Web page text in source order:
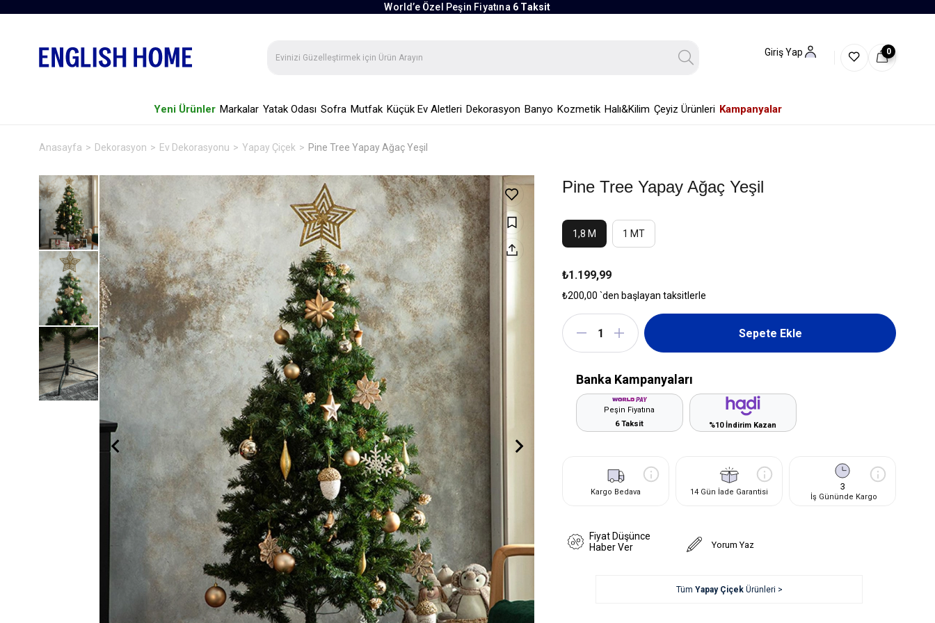
World’e Özel Peşin Fiyatına 6 Taksit
Giriş Yap 0
Yeni Ürünler Markalar Yatak Odası Sofra Mutfak Küçük Ev Aletleri Dekorasyon Banyo Kozmetik Halı&Kilim Çeyiz Ürünleri Kampanyalar
Anasayfa Dekorasyon Ev Dekorasyonu Yapay Çiçek Pine Tree Yapay Ağaç Yeşil
Pine Tree Yapay Ağaç Yeşil
1,8 M 1 MT
₺1.199,99
₺200,00 `den başlayan taksitlerle
Banka Kampanyaları
Peşin Fiyatına
6 Taksit
%10 İndirim Kazan
Kargo Bedava 14 Gün İade Garantisi 3
İş Gününde Kargo
Fiyat Düşünce
Haber Ver
Yorum Yaz
Tüm Yapay ÇiçekÜrünleri >